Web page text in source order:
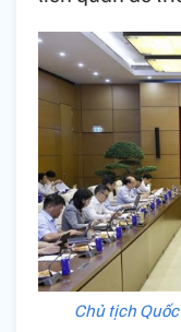
Chủ tịch